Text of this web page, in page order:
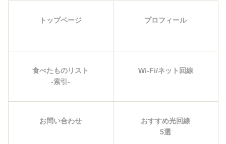
トップページ プロフィール
食べたものリスト
-索引-
Wi-Fi/ネット回線
お問い合わせ
おすすめ光回線
5選